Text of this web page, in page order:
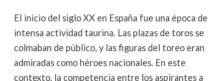
El inicio del siglo XX en España fue una época de
intensa actividad taurina. Las plazas de toros se
colmaban de público, y las figuras del toreo eran
admiradas como héroes nacionales. En este
contexto, la competencia entre los aspirantes a